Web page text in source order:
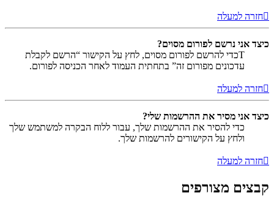
חזרה למעלה
כיצד אני נרשם לפורום מסוים?
Tכדי להרשם לפורום מסוים, לחץ על הקישור “הרשם לקבלת
עדכונים מפורום זה” בתחתית העמוד לאחר הכניסה לפורום.
חזרה למעלה
כיצד אני מסיר את ההרשמות שלי?
כדי להסיר את ההרשמות שלך, עבור ללוח הבקרה למשתמש שלך
ולחץ על הקישורים להרשמות שלך.
חזרה למעלה
קבצים מצורפים